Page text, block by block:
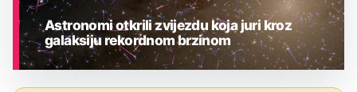
Astronomi otkrili zvijezdu koja juri kroz
galaksiju rekordnom brzinom